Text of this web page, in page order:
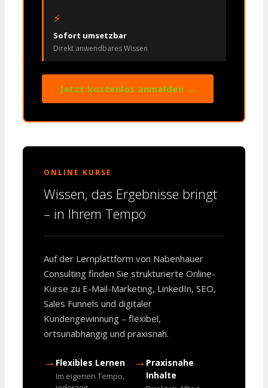
⚡
Sofort umsetzbar
Direkt anwendbares Wissen
Jetzt kostenlos anmelden →
ONLINE KURSE
Wissen, das Ergebnisse bringt
– in Ihrem Tempo
Auf der Lernplattform von Nabenhauer
Consulting finden Sie strukturierte Online-
Kurse zu E-Mail-Marketing, LinkedIn, SEO,
Sales Funnels und digitaler
Kundengewinnung – flexibel,
ortsunabhängig und praxisnah.
→ Flexibles Lernen
Im eigenen Tempo,
→ Praxisnahe
Inhalte